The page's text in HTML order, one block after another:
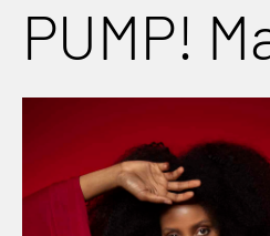
PUMP!